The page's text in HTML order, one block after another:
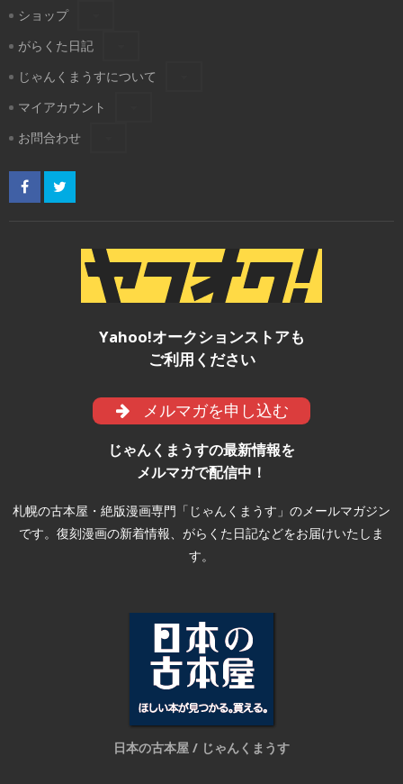
ショップ
がらくた日記
じゃんくまうすについて
マイアカウント
お問合わせ
Yahoo!オークションストアも
ご利用ください
メルマガを申し込む
じゃんくまうすの最新情報を
メルマガで配信中！
札幌の古本屋・絶版漫画専門「じゃんくまうす」のメールマガジン
です。復刻漫画の新着情報、がらくた日記などをお届けいたしま
す。
日本の古本屋 / じゃんくまうす